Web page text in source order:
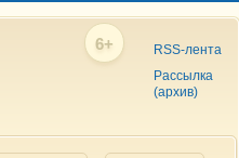
6+
RSS-лента
Рассылка
(архив)